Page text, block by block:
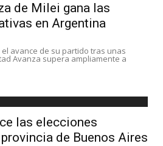
de Milei gana las
en Argentina
avance de su partido tras unas
Avanza supera ampliamente a
las elecciones
de Buenos Aires